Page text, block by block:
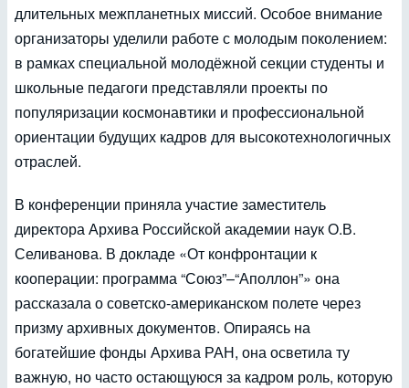
длительных межпланетных миссий. Особое внимание
организаторы уделили работе с молодым поколением:
в рамках специальной молодёжной секции студенты и
школьные педагоги представляли проекты по
популяризации космонавтики и профессиональной
ориентации будущих кадров для высокотехнологичных
отраслей.
В конференции приняла участие заместитель
директора Архива Российской академии наук О.В.
Селиванова. В докладе «От конфронтации к
кооперации: программа “Союз”–“Аполлон”» она
рассказала о советско-американском полете через
призму архивных документов. Опираясь на
богатейшие фонды Архива РАН, она осветила ту
важную, но часто остающуюся за кадром роль, которую